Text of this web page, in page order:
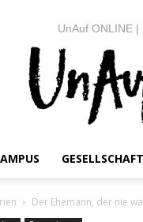
UnAuf ONLINE
GESELLSCHAFT
Der Ehemann, der nie